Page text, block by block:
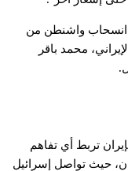
واشنطن من
محمد باقر
تربط أي تفاهم
حيث تواصل إسرائيل